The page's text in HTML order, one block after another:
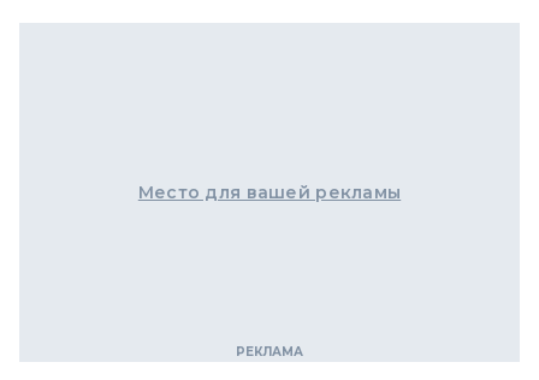
Место для вашей рекламы